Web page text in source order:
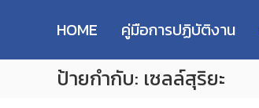
p
M
T
T
ห
วิ
ท
HOME คู่มือการปฏิบัติงาน
ป้ายกำกับ: เซลล์สุริยะ